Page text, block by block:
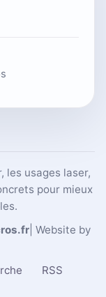
les usages laser,
pour mieux
| Website by
RSS